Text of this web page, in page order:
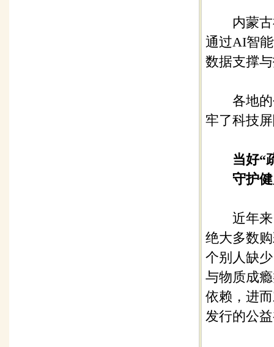
内蒙古福
通过AI智
数据支撑
各地的创
牢了科技
当好“
守护健
近年来，
绝大多数
个别人缺
与物质成
依赖，进
发行的公